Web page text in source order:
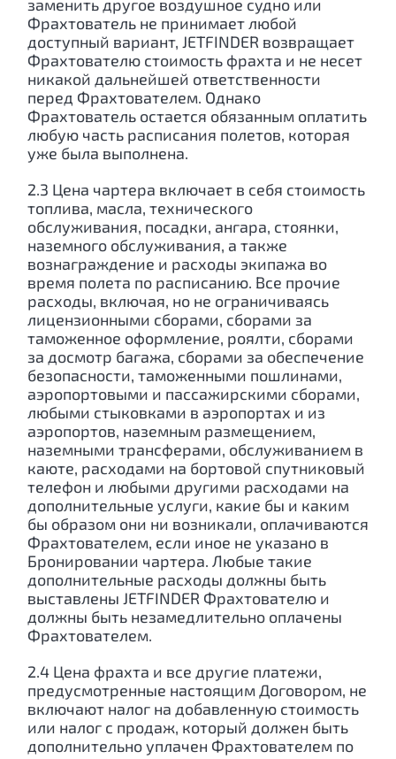
заменить другое воздушное судно или
Фрахтователь не принимает любой
доступный вариант, JETFINDER возвращает
Фрахтователю стоимость фрахта и не несет
никакой дальнейшей ответственности
перед Фрахтователем. Однако
Фрахтователь остается обязанным оплатить
любую часть расписания полетов, которая
уже была выполнена.
2.3 Цена чартера включает в себя стоимость
топлива, масла, технического
обслуживания, посадки, ангара, стоянки,
наземного обслуживания, а также
вознаграждение и расходы экипажа во
время полета по расписанию. Все прочие
расходы, включая, но не ограничиваясь
лицензионными сборами, сборами за
таможенное оформление, роялти, сборами
за досмотр багажа, сборами за обеспечение
безопасности, таможенными пошлинами,
аэропортовыми и пассажирскими сборами,
любыми стыковками в аэропортах и из
аэропортов, наземным размещением,
наземными трансферами, обслуживанием в
каюте, расходами на бортовой спутниковый
телефон и любыми другими расходами на
дополнительные услуги, какие бы и каким
бы образом они ни возникали, оплачиваются
Фрахтователем, если иное не указано в
Бронировании чартера. Любые такие
дополнительные расходы должны быть
выставлены JETFINDER Фрахтователю и
должны быть незамедлительно оплачены
Фрахтователем.
2.4 Цена фрахта и все другие платежи,
предусмотренные настоящим Договором, не
включают налог на добавленную стоимость
или налог с продаж, который должен быть
дополнительно уплачен Фрахтователем по